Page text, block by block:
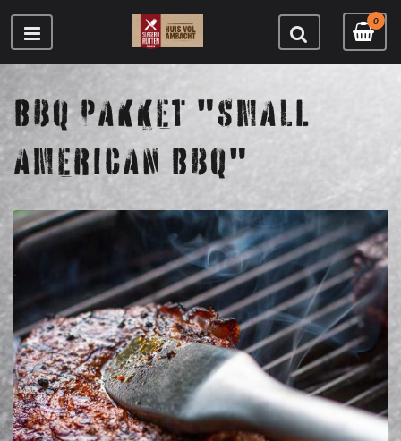
0
BBQ PAKKET "SMALL
AMERICAN BBQ"